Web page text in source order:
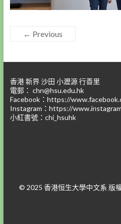
← Previous
香港 新界 沙田 小瀝源 行善里
電郵： chn@hsu.edu.hk
Facebook： https://
Instagram： https://
小紅書號：chi_hsuhk
© 2025 香港恒生大學中文系 版